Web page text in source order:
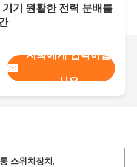
기 원활한 전력 분배를
저희에게 연락하십
시오
스위치장치,